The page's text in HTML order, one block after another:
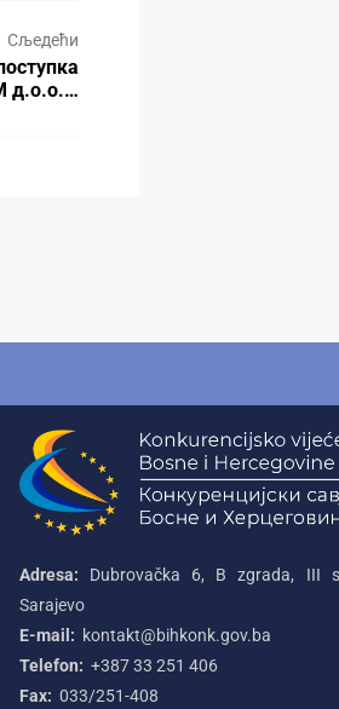
Сљедећи
д.о.о.…
Adresa: Dubrovačka 6, B zgrada, III
Sarajevo
E-mail: kontakt@bihkonk.gov.ba
Telefon: +387‌ 33‌ 251‌ 406
Fax: 033/251-408